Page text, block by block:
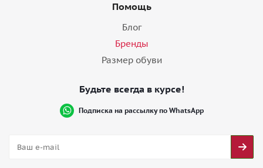
Помощь
Блог
Бренды
Размер обуви
Будьте всегда в курсе!
Подписка на рассылку по WhatsApp